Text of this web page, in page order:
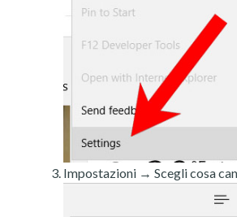
Impostazioni → Scegli cosa